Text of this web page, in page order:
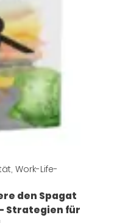
, Work-Life-
den Spagat
Strategien für